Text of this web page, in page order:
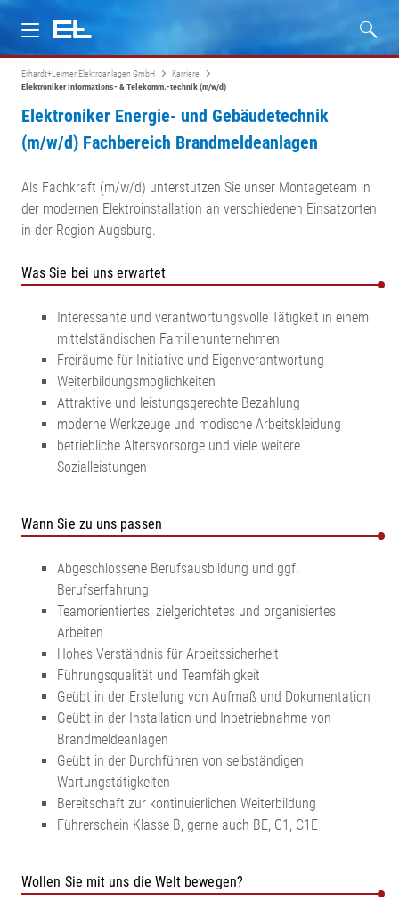
Über uns
Dienstleistungen
Service
Zertifikate
Karriere
Kontakt
Erhardt+Leimer Elektroanlagen GmbH
Karriere
Elektroniker Informations- & Telekomm.-technik (m/w/d)
Elektroniker Energie- und Gebäudetechnik
(m/w/d) Fachbereich Brandmeldeanlagen
Als Fachkraft (m/w/d) unterstützen Sie unser Montageteam in
der modernen Elektroinstallation an verschiedenen Einsatzorten
in der Region Augsburg.
Was Sie bei uns erwartet
Interessante und verantwortungsvolle Tätigkeit in einem
mittelständischen Familienunternehmen
Freiräume für Initiative und Eigenverantwortung
Weiterbildungsmöglichkeiten
Attraktive und leistungsgerechte Bezahlung
moderne Werkzeuge und modische Arbeitskleidung
betriebliche Altersvorsorge und viele weitere
Sozialleistungen
Wann Sie zu uns passen
Abgeschlossene Berufsausbildung und ggf.
Berufserfahrung
Teamorientiertes, zielgerichtetes und organisiertes
Arbeiten
Hohes Verständnis für Arbeitssicherheit
Führungsqualität und Teamfähigkeit
Geübt in der Erstellung von Aufmaß und Dokumentation
Geübt in der Installation und Inbetriebnahme von
Brandmeldeanlagen
Geübt in der Durchführen von selbständigen
Wartungstätigkeiten
Bereitschaft zur kontinuierlichen Weiterbildung
Führerschein Klasse B, gerne auch BE, C1, C1E
Wollen Sie mit uns die Welt bewegen?